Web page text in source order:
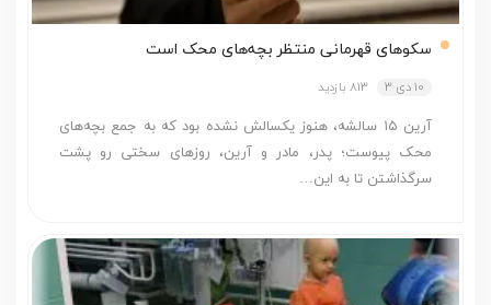
سکوهای قهرمانی منتظر بچه‌های محک است
10 دی 3 813 بازدید
آرین ۱۵ سالشه، هنوز یکسالش نشده بود که به جمع بچه‌های
محک پیوست؛ پدر، مادر و آرین، روزهای سختی رو پشت
سرگذاشتن تا به این…